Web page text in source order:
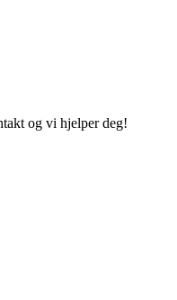
og vi hjelper deg!